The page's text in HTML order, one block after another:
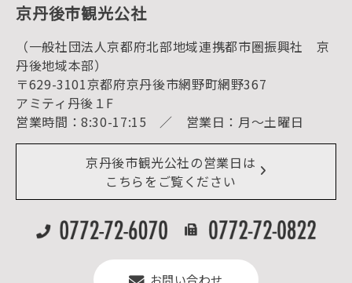
観光
海水浴
キャンプ
お宿探し
宿泊・日帰り予約（空室検索）
予約照会・予約キャンセル
宿泊施設一覧（お宿比較ページ）
アクセス
お知らせ
イベント情報
デジタル観光パンフレット
リアルタイム道路情報
よくある質問
京丹後市観光公社
（一般社団法人京都府北部地域連携都市圏振興社 京
丹後地域本部）
〒629-3101京都府京丹後市網野町網野367
アミティ丹後１F
営業時間：8:30-17:15 ／ 営業日：月～土曜日
京丹後市観光公社の営業日は
こちらをご覧ください
お問い合わせ